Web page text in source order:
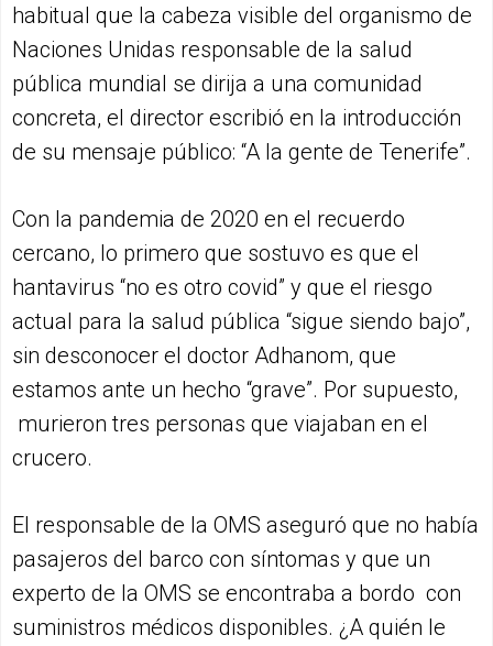
habitual que la cabeza visible del organismo de
Naciones Unidas responsable de la salud
pública mundial se dirija a una comunidad
concreta, el director escribió en la introducción
de su mensaje público: “A la gente de Tenerife”.
Con la pandemia de 2020 en el recuerdo
cercano, lo primero que sostuvo es que el
hantavirus “no es otro covid” y que el riesgo
actual para la salud pública “sigue siendo bajo”,
sin desconocer el doctor Adhanom, que
estamos ante un hecho “grave”. Por supuesto,
murieron tres personas que viajaban en el
crucero.
El responsable de la OMS aseguró que no había
pasajeros del barco con síntomas y que un
experto de la OMS se encontraba a bordo con
suministros médicos disponibles. ¿A quién le